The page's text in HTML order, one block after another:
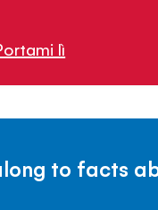
lì
to facts